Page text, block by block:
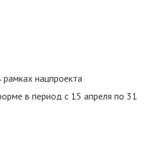
нацпроекта
в период с 15 апреля по 31